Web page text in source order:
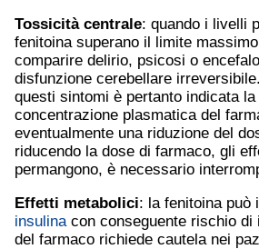
Tossicità centrale: quando i livelli
fenitoina superano il limite
comparire delirio, psicosi o
disfunzione cerebellare
questi sintomi è pertanto indicata
concentrazione plasmatica del
eventualmente una riduzione del
riducendo la dose di farmaco, gli
permangono, è necessario
Effetti metabolici: la fenitoina può
insulinacon conseguente rischio di
del farmaco richiede cautela nei